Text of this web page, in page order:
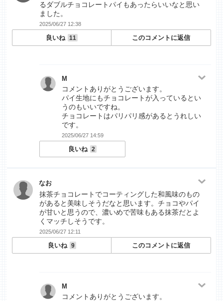
るダブルチョコレートパイもあったらいいなと思い
ました。
2025/06/27 12:38
良いね 11 このコメントに返信
M
コメントありがとうございます。
パイ生地にもチョコレートが入っているとい
うのもいいですね。
チョコレートはパリパリ感があるとうれしい
です。
2025/06/27 14:59
良いね 2
なお
抹茶チョコレートでコーティングした和風味のもの
があると美味しそうだなと思います。チョコやパイ
が甘いと思うので、濃いめで苦味もある抹茶だとよ
くマッチしそうです。
2025/06/27 12:11
良いね 9 このコメントに返信
M
コメントありがとうございます。